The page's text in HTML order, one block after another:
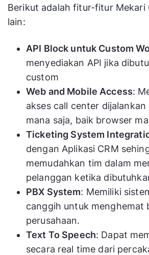
Berikut adalah fitur-fitur Mekari
lain:
API Block untuk Custom
menyediakan API jika
custom
Web and Mobile Access:
akses call center
mana saja, baik browser
Ticketing System
dengan Aplikasi CRM
memudahkan tim dalam
pelanggan ketika
PBX System: Memiliki
canggih untuk menghemat
perusahaan.
Text To Speech: Dapat
secara real time dari